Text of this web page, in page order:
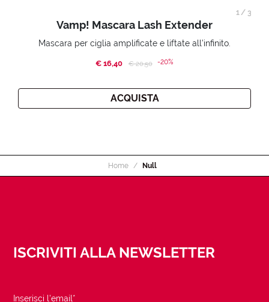
Vamp! Mascara Lash Extender
Mascara per ciglia amplificate e liftate all’infinito.
€ 16,40 Price reduced from
€ 20,50to-20%
ACQUISTA
1/ 3
Home Null
ISCRIVITI ALLA NEWSLETTER